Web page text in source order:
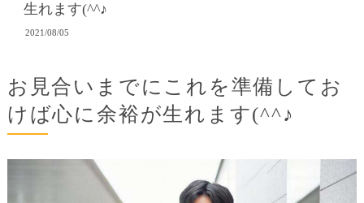
生れます(^^♪
2021/08/05
お見合いまでにこれを準備してお
けば心に余裕が生れます(^^♪